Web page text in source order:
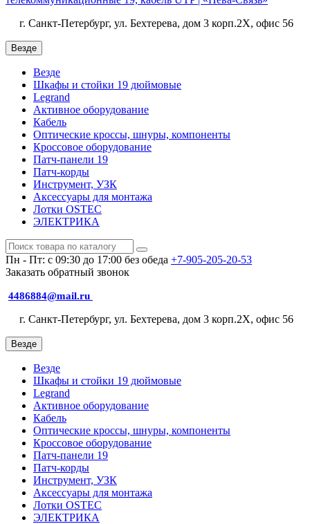
г. Санкт-Петербург, ул. Бехтерева, дом 3 корп.2X, офис 56
Везде
Везде
Шкафы и стойки 19 дюймовые
Legrand
Активное оборудование
Кабель
Оптические кроссы, шнуры, компоненты
Кроссовое оборудование
Патч-панели 19
Патч-корды
Инструмент, УЗК
Аксессуары для монтажа
Лотки OSTEC
ЭЛЕКТРИКА
Пн - Пт: с 09:30 до 17:00 без обеда +7-905-205-20-53
Заказать обратный звонок
4486884@mail.ru
г. Санкт-Петербург, ул. Бехтерева, дом 3 корп.2X, офис 56
Везде
Везде
Шкафы и стойки 19 дюймовые
Legrand
Активное оборудование
Кабель
Оптические кроссы, шнуры, компоненты
Кроссовое оборудование
Патч-панели 19
Патч-корды
Инструмент, УЗК
Аксессуары для монтажа
Лотки OSTEC
ЭЛЕКТРИКА